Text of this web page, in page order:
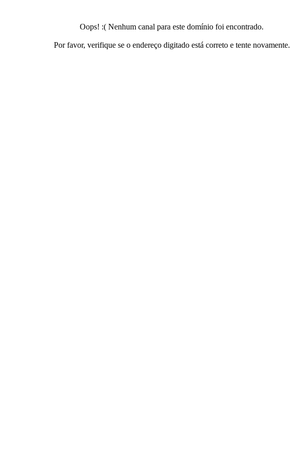
Oops! :( Nenhum canal para este domínio foi encontrado.
Por favor, verifique se o endereço digitado está correto e tente novamente.